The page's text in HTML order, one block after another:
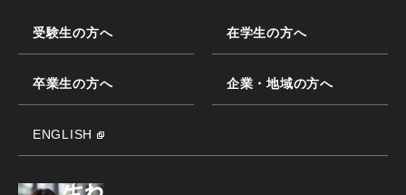
受験生の方へ 在学生の方へ
卒業生の方へ 企業・地域の方へ
ENGLISH